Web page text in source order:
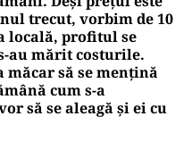
trecut, vorbim de 10
locală, profitul se
au mărit costurile.
să se mențină
cum s-a
să se aleagă și ei cu